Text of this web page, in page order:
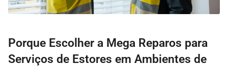
Porque Escolher a Mega Reparos para
Serviços de Estores em Ambientes de